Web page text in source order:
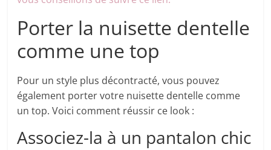
Porter la nuisette dentelle
comme une top
Pour un style plus décontracté, vous pouvez
également porter votre nuisette dentelle comme
un top. Voici comment réussir ce look :
Associez-la à un pantalon chic